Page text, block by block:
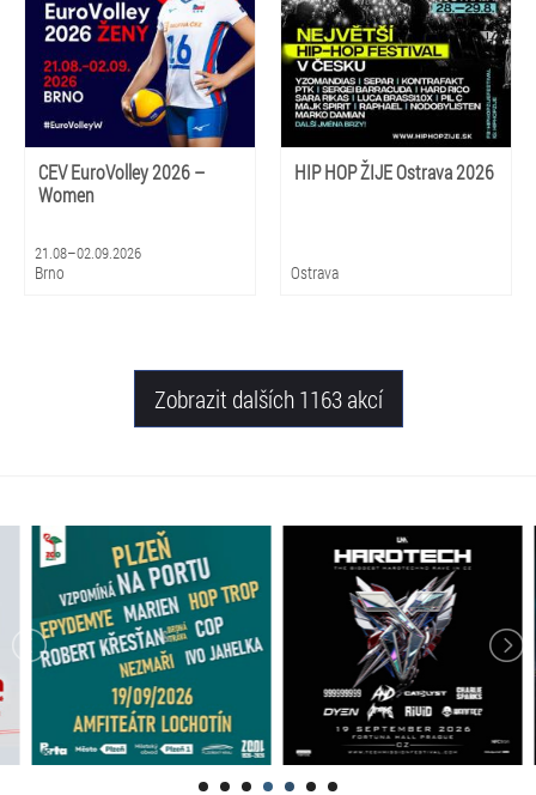
CEV EuroVolley 2026 –
Women
21.08–02.09.2026
Brno
HIP HOP ŽIJE Ostrava 2026
Ostrava
Zobrazit dalších 1163 akcí